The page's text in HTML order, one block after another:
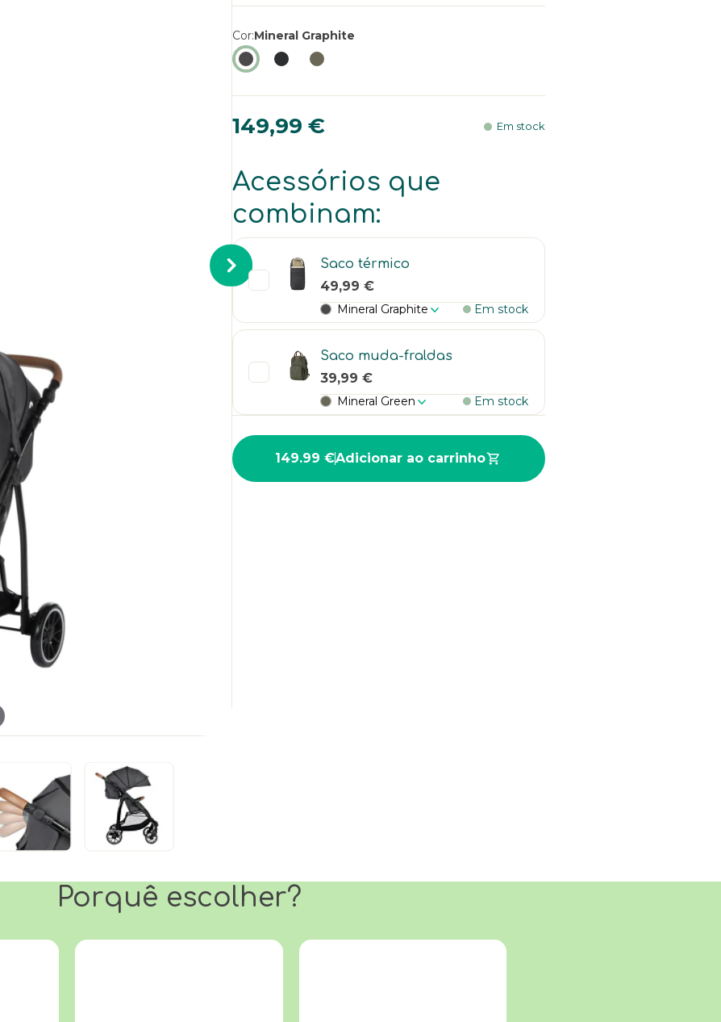
Cor Mineral Graphite
149,99 € Em stock
Acessórios que
combinam:
Saco térmico
49,99 €
Mineral Graphite Em stock
Saco muda-fraldas
39,99 €
Mineral Green Em stock
149.99 €Adicionar ao carrinho
Porquê escolher?